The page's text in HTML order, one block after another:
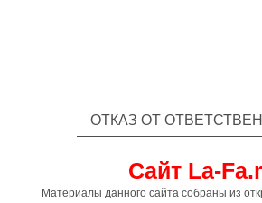
ОТКАЗ ОТ
Сайт La-
Материалы данного сайта собраны из